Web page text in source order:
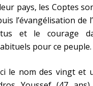
pays, les Coptes
l’évangélisation de
et le courage
pour ce peuple.
le nom des vingt et